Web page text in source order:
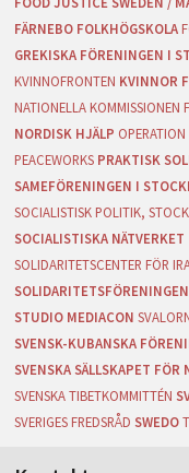
FÄRNEBO FOLKHÖGSKOLA
GREKISKA FÖRENINGEN I
KVINNOFRONTEN KVINNOR
NATIONELLA KOMMISSIONEN
NORDISK HJÄLP
PEACEWORKS PRAKTISK
SAMEFÖRENINGEN I
SOCIALISTISK POLITIK,
SOCIALISTISKA NÄTVERKET
SOLIDARITETSCENTER FÖR
SOLIDARITETSFÖRENINGEN
STUDIO MEDIACON
SVENSK-KUBANSKA
SVENSKA SÄLLSKAPET
SVENSKA TIBETKOMMITTÉN
SVERIGES FREDSRÅD SWEDO